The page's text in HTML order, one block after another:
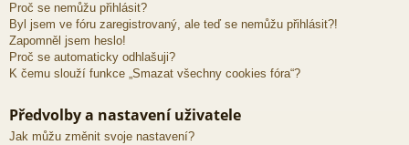
Proč se nemůžu přihlásit?
Byl jsem ve fóru zaregistrovaný, ale teď se nemůžu přihlásit?!
Zapomněl jsem heslo!
Proč se automaticky odhlašuji?
K čemu slouží funkce „Smazat všechny cookies fóra“?
Předvolby a nastavení uživatele
Jak můžu změnit svoje nastavení?